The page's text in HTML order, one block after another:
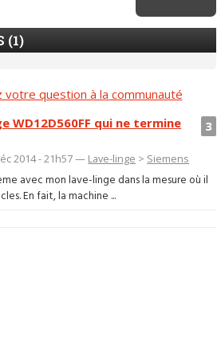
(1)
votre question à la communauté
3
WD12D560FF qui ne termine
2014 - 21h57 — Lave-linge > Siemens
avec mon lave-linge dans la mesure où il
En fait, la machine ...